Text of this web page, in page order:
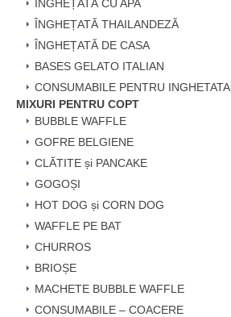
ÎNGHEȚATĂ CU APA
ÎNGHEȚATĂ THAILANDEZĂ
ÎNGHEȚATĂ DE CASA
BASES GELATO ITALIAN
CONSUMABILE PENTRU INGHETATA
MIXURI PENTRU COPT
BUBBLE WAFFLE
GOFRE BELGIENE
CLĂTITE și PANCAKE
GOGOȘI
HOT DOG și CORN DOG
WAFFLE PE BAT
CHURROS
BRIOȘE
MACHETE BUBBLE WAFFLE
CONSUMABILE – COACERE